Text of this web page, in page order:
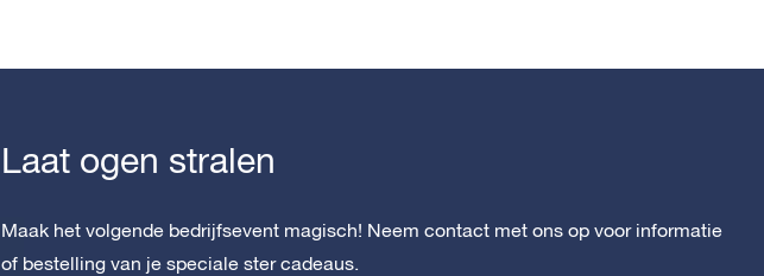
Laat ogen stralen
Maak het volgende bedrijfsevent magisch! Neem contact met ons op voor informatie
of bestelling van je speciale ster cadeaus.